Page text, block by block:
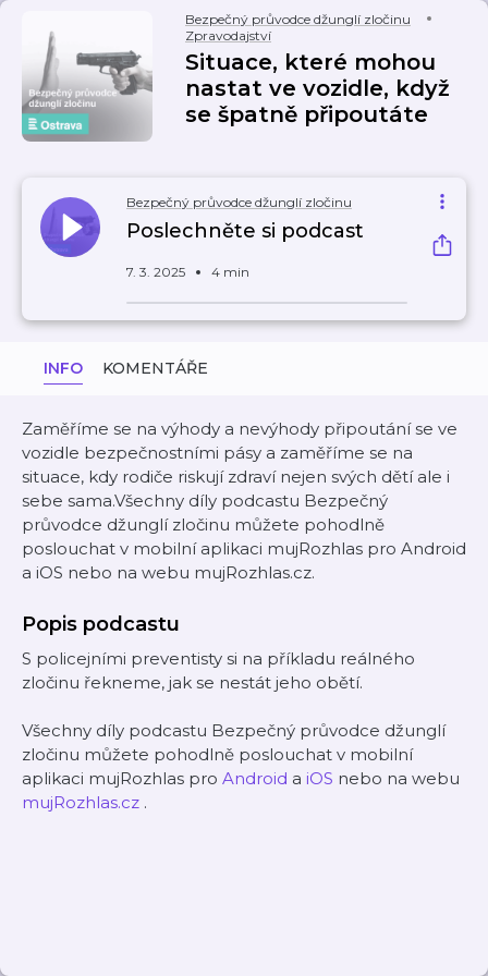
Bezpečný průvodce džunglí zločinu
Zpravodajství
Situace, které mohou
nastat ve vozidle, když
se špatně připoutáte
Bezpečný průvodce džunglí zločinu
Poslechněte si podcast
7. 3. 2025 4 min
INFO KOMENTÁŘE
Zaměříme se na výhody a nevýhody připoutání se ve
vozidle bezpečnostními pásy a zaměříme se na
situace, kdy rodiče riskují zdraví nejen svých dětí ale i
sebe sama.Všechny díly podcastu Bezpečný
průvodce džunglí zločinu můžete pohodlně
poslouchat v mobilní aplikaci mujRozhlas pro Android
a iOS nebo na webu mujRozhlas.cz.
Popis podcastu
S policejními preventisty si na příkladu reálného
zločinu řekneme, jak se nestát jeho obětí.
Všechny díly podcastu Bezpečný průvodce džunglí
zločinu můžete pohodlně poslouchat v mobilní
aplikaci mujRozhlas pro Android a iOS nebo na webu
mujRozhlas.cz .